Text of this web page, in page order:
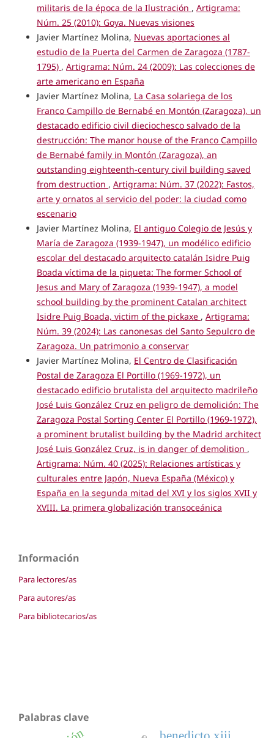
militaris de la época de la Ilustración , Artigrama:
Núm. 25 (2010): Goya. Nuevas visiones
Javier Martínez Molina, Nuevas aportaciones al
estudio de la Puerta del Carmen de Zaragoza (1787-
1795) , Artigrama: Núm. 24 (2009): Las colecciones de
arte americano en España
Javier Martínez Molina, La Casa solariega de los
Franco Campillo de Bernabé en Montón (Zaragoza), un
destacado edificio civil dieciochesco salvado de la
destrucción: The manor house of the Franco Campillo
de Bernabé family in Montón (Zaragoza), an
outstanding eighteenth-century civil building saved
from destruction , Artigrama: Núm. 37 (2022): Fastos,
arte y ornatos al servicio del poder: la ciudad como
escenario
Javier Martínez Molina, El antiguo Colegio de Jesús y
María de Zaragoza (1939-1947), un modélico edificio
escolar del destacado arquitecto catalán Isidre Puig
Boada víctima de la piqueta: The former School of
Jesus and Mary of Zaragoza (1939-1947), a model
school building by the prominent Catalan architect
Isidre Puig Boada, victim of the pickaxe , Artigrama:
Núm. 39 (2024): Las canonesas del Santo Sepulcro de
Zaragoza. Un patrimonio a conservar
Javier Martínez Molina, El Centro de Clasificación
Postal de Zaragoza El Portillo (1969-1972), un
destacado edificio brutalista del arquitecto madrileño
José Luis González Cruz en peligro de demolición: The
Zaragoza Postal Sorting Center El Portillo (1969-1972),
a prominent brutalist building by the Madrid architect
José Luis González Cruz, is in danger of demolition ,
Artigrama: Núm. 40 (2025): Relaciones artísticas y
culturales entre Japón, Nueva España (México) y
España en la segunda mitad del XVI y los siglos XVII y
XVIII. La primera globalización transoceánica
Información
Para lectores/as
Para autores/as
Para bibliotecarios/as
Palabras clave